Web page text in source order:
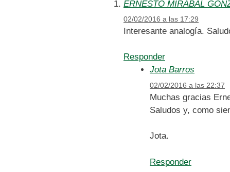
ERNESTO MIRABAL
02/02/2016 a las 17:29
Interesante analogía.
Responder
Jota Barros
02/02/2016 a las 22:37
Muchas gracias
Saludos y, como
Jota.
Responder